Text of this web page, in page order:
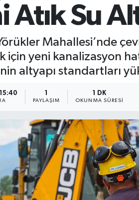
Atık Su
Mahallesi’nde
için yeni kanalizasyon
altyapı standartları
1
PAYLAŞIM
1 DK
OKUNMA SÜRESI